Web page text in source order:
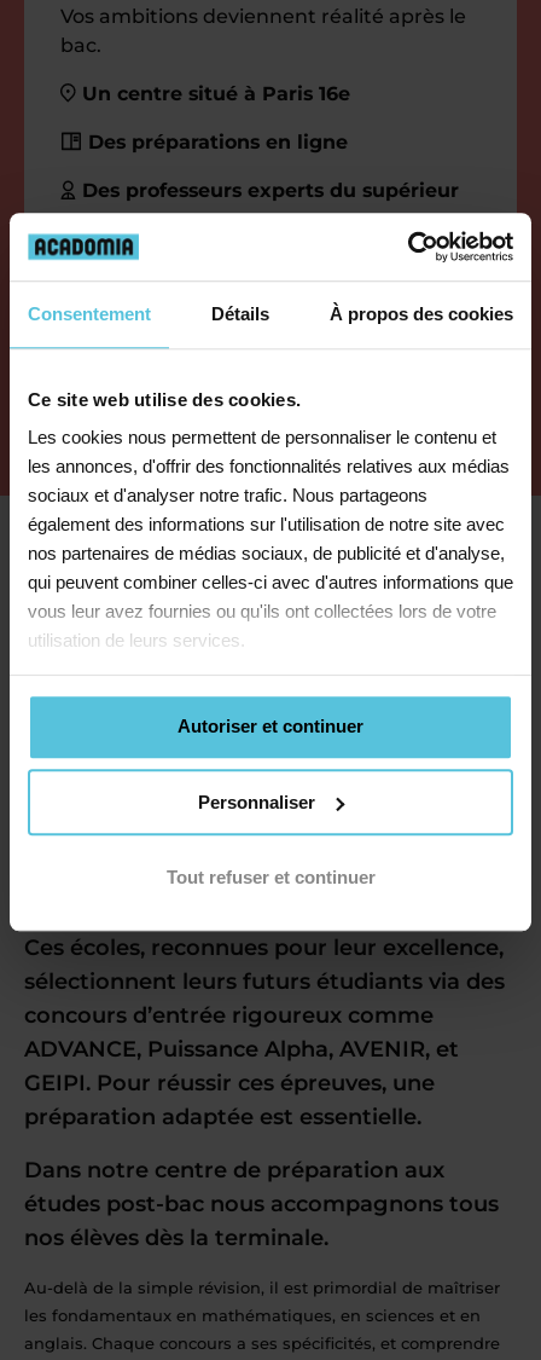
Consentement Détails À propos des cookies
Ce site web utilise des cookies.
Les cookies nous permettent de personnaliser le contenu et
les annonces, d'offrir des fonctionnalités relatives aux médias
sociaux et d'analyser notre trafic. Nous partageons
également des informations sur l'utilisation de notre site avec
nos partenaires de médias sociaux, de publicité et d'analyse,
qui peuvent combiner celles-ci avec d'autres informations que
vous leur avez fournies ou qu'ils ont collectées lors de votre
utilisation de leurs services.
Autoriser et continuer
Personnaliser
Tout refuser et continuer
Vos ambitions deviennent réalité après le
bac.
Un centre situé à Paris 16e
Des préparations en ligne
Des professeurs experts du supérieur
+ 1 000 élèves accompagnés chaque
année
Se préparer pour réussir les
concours d’entrée en écoles
d’ingénieurs
Chaque année, des milliers de lycéens se
Ces écoles, reconnues pour leur excellence,
sélectionnent leurs futurs étudiants via des
concours d’entrée rigoureux comme
ADVANCE, Puissance Alpha, AVENIR, et
GEIPI. Pour réussir ces épreuves, une
préparation adaptée est essentielle.
Dans notre centre de préparation aux
études post-bac nous accompagnons tous
nos élèves dès la terminale.
Au-delà de la simple révision, il est primordial de maîtriser
les fondamentaux en mathématiques, en sciences et en
anglais. Chaque concours a ses spécificités, et comprendre